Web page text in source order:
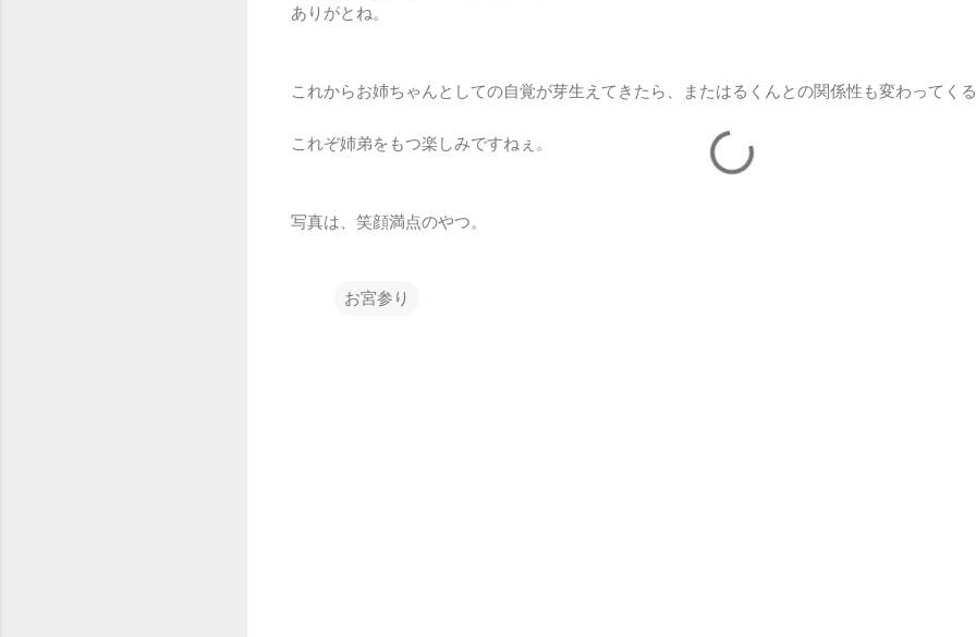
ありがとね。
これからお姉ちゃんとしての自覚が芽生えてきたら、またはるくんとの関係性も変わってく
これぞ姉弟をもつ楽しみですねぇ。
写真は、笑顔満点のやつ。
お宮参り